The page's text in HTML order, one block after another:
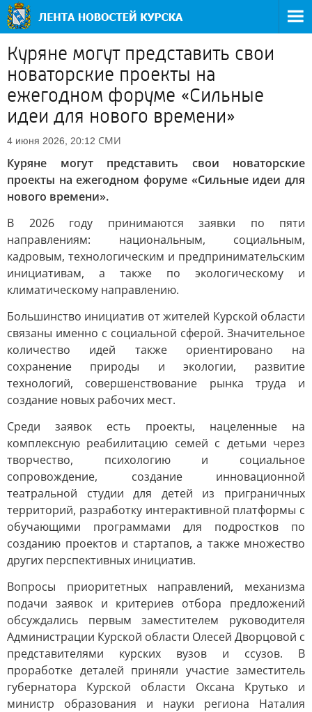
Куряне могут представить свои
новаторские проекты на
ежегодном форуме «Сильные
идеи для нового времени»
4 июня 2026, 20:12 СМИ
Куряне могут представить свои новаторские
проекты на ежегодном форуме «Сильные идеи для
нового времени».
В 2026 году принимаются заявки по пяти
направлениям: национальным, социальным,
кадровым, технологическим и предпринимательским
инициативам, а также по экологическому и
климатическому направлению.
Большинство инициатив от жителей Курской области
связаны именно с социальной сферой. Значительное
количество идей также ориентировано на
сохранение природы и экологии, развитие
технологий, совершенствование рынка труда и
создание новых рабочих мест.
Среди заявок есть проекты, нацеленные на
комплексную реабилитацию семей с детьми через
творчество, психологию и социальное
сопровождение, создание инновационной
театральной студии для детей из приграничных
территорий, разработку интерактивной платформы с
обучающими программами для подростков по
созданию проектов и стартапов, а также множество
других перспективных инициатив.
Вопросы приоритетных направлений, механизма
подачи заявок и критериев отбора предложений
обсуждались первым заместителем руководителя
Администрации Курской области Олесей Дворцовой с
представителями курских вузов и ссузов. В
проработке деталей приняли участие заместитель
губернатора Курской области Оксана Крутько и
министр образования и науки региона Наталия